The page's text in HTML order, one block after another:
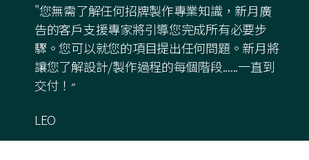
"您無需了解任何招牌製作專業知識，新月廣
告的客戶支援專家將引導您完成所有必要步
驟。您可以就您的項目提出任何問題。新月將
讓您了解設計/製作過程的每個階段......一直到
交付！״
LEO